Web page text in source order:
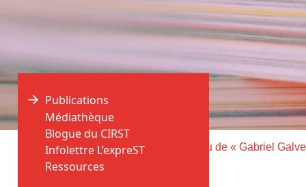
Accueil > Publications >
Publications
Médiathèque
Blogue du CIRST
Infolettre L’expreST
Ressources